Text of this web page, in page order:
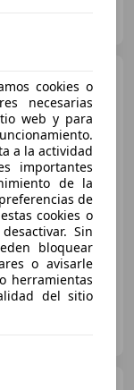
Benz A 180
1
kW (136 CV)
cookies o
necesarias
web y para
a la actividad
importantes
de la
de
cookies o
Sin
bloquear
o avisarle
herramientas
del sitio